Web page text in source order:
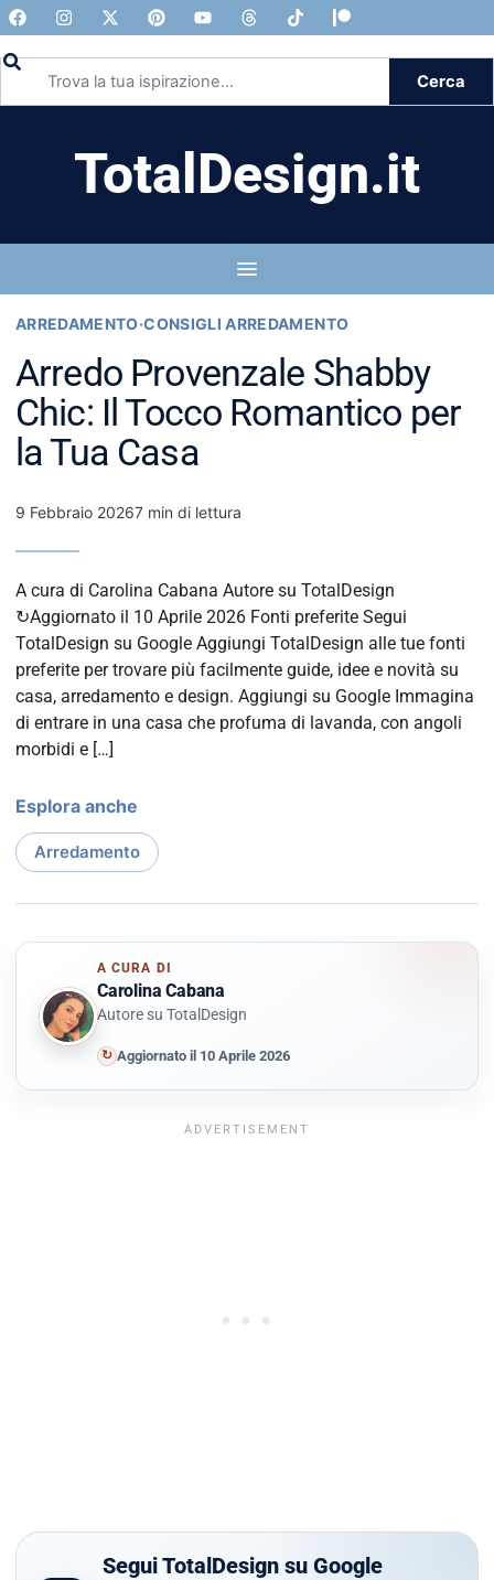
Cerca
TotalDesign.it
ARREDAMENTO·CONSIGLI ARREDAMENTO
Arredo Provenzale Shabby
Chic: Il Tocco Romantico per
la Tua Casa
9 Febbraio 20267 min di lettura
A cura di Carolina Cabana Autore su TotalDesign
↻Aggiornato il 10 Aprile 2026 Fonti preferite Segui
TotalDesign su Google Aggiungi TotalDesign alle tue fonti
preferite per trovare più facilmente guide, idee e novità su
casa, arredamento e design. Aggiungi su Google Immagina
di entrare in una casa che profuma di lavanda, con angoli
morbidi e […]
Esplora anche
Arredamento
A CURA DI
Carolina Cabana
Autore su TotalDesign
↻ Aggiornato il 10 Aprile 2026
Segui TotalDesign su Google